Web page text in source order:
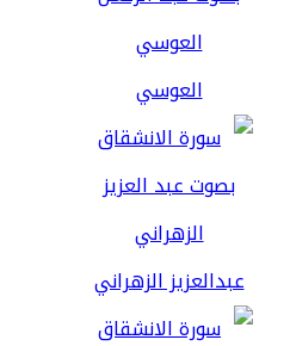
العوسي
عبدالعزيز الزهراني